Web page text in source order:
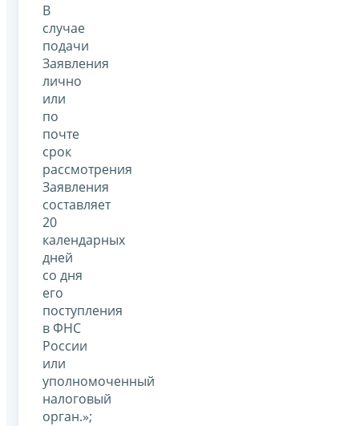
В
случае
подачи
Заявления
лично
или
по
почте
срок
рассмотрения
Заявления
составляет
20
календарных
дней
со дня
его
поступления
в ФНС
России
или
уполномоченный
налоговый
орган.»;